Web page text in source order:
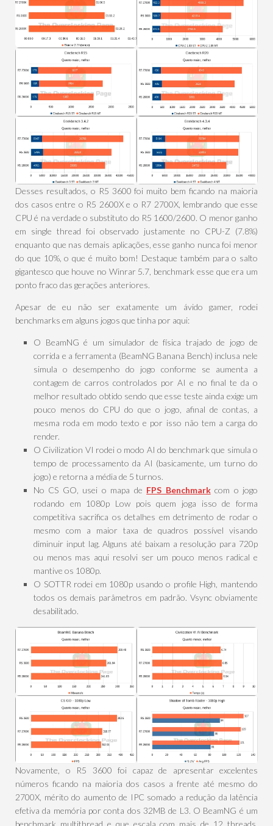
Desses resultados, o R5 3600 foi muito bem ficando na maioria
dos casos entre o R5 2600X e o R7 2700X, lembrando que esse
CPU é na verdade o substituto do R5 1600/2600. O menor ganho
em single thread foi observado justamente no CPU-Z (7.8%)
enquanto que nas demais aplicações, esse ganho nunca foi menor
do que 10%, o que é muito bom! Destaque também para o salto
gigantesco que houve no Winrar 5.7, benchmark esse que era um
ponto fraco das gerações anteriores.
Apesar de eu não ser exatamente um ávido gamer, rodei
benchmarks em alguns jogos que tinha por aqui:
O BeamNG é um simulador de física trajado de jogo de
corrida e a ferramenta (BeamNG Banana Bench) inclusa nele
simula o desempenho do jogo conforme se aumenta a
contagem de carros controlados por AI e no final te da o
melhor resultado obtido sendo que esse teste ainda exige um
pouco menos do CPU do que o jogo, afinal de contas, a
mesma roda em modo texto e por isso não tem a carga do
render.
O Civilization VI rodei o modo AI do benchmark que simula o
tempo de processamento da AI (basicamente, um turno do
jogo) e retorna a média de 5 turnos.
No CS GO, usei o mapa de FPS Benchmarkcom o jogo
rodando em 1080p Low pois quem joga isso de forma
competitiva sacrifica os detalhes em detrimento de rodar o
mesmo com a maior taxa de quadros possível visando
diminuir input lag. Alguns até baixam a resolução para 720p
ou menos mas aqui resolvi ser um pouco menos radical e
mantive os 1080p.
O SOTTR rodei em 1080p usando o profile High, mantendo
todos os demais parâmetros em padrão. Vsync obviamente
desabilitado.
Novamente, o R5 3600 foi capaz de apresentar excelentes
números ficando na maioria dos casos a frente até mesmo do
2700X, mérito do aumento de IPC somado a redução da latência
efetiva da memória por conta dos 32MB de L3. O BeamNG é um
benchmark multithread e que escala com mais de 12 threads,